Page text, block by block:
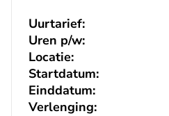
Uurtarief:
Uren p/w:
Locatie:
Verlenging:
Einddatum:
Startdatum: